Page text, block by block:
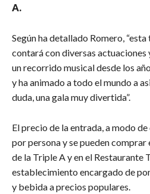
A.
Según ha detallado Romero,
contará con diversas
un recorrido musical desde los
y ha animado a todo el mundo a
duda, una gala muy divertida”.
El precio de la entrada, a modo
por persona y se pueden comprar
de la Triple A y en el Restaurante
establecimiento encargado de
y bebida a precios populares.